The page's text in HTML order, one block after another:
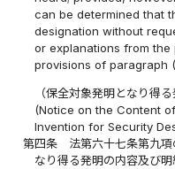
can be determined that
designation without
or explanations from
provisions of paragraph
（保全対象発明となり得
(Notice on the Content
Invention for Security
第四条
法第六十七条第九
なり得る発明の内容及び